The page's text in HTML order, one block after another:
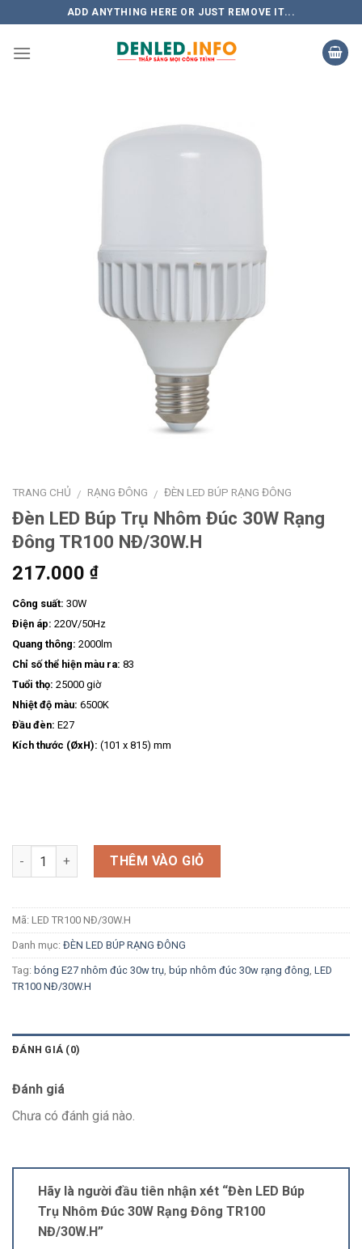
to
content
ADD ANYTHING HERE OR JUST REMOVE IT...
TRANG CHỦ / RẠNG ĐÔNG / ĐÈN LED BÚP RẠNG ĐÔNG
Đèn LED Búp Trụ Nhôm Đúc 30W Rạng
Đông TR100 NĐ/30W.H
217.000 ₫
Công suất: 30W
Điện áp: 220V/50Hz
Quang thông: 2000lm
Chỉ số thể hiện màu ra: 83
Tuổi thọ: 25000 giờ
Nhiệt độ màu: 6500K
Đầu đèn: E27
Kích thước (ØxH): (101 x 815) mm
Số lượng THÊM VÀO GIỎ
Mã: LED TR100 NĐ/30W.H
Danh mục: ĐÈN LED BÚP RẠNG ĐÔNG
Tag: bóng E27 nhôm đúc 30w trụ, búp nhôm đúc 30w rạng đông, LED
TR100 NĐ/30W.H
ĐÁNH GIÁ (0)
Đánh giá
Chưa có đánh giá nào.
Hãy là người đầu tiên nhận xét “Đèn LED Búp
Trụ Nhôm Đúc 30W Rạng Đông TR100
NĐ/30W.H”